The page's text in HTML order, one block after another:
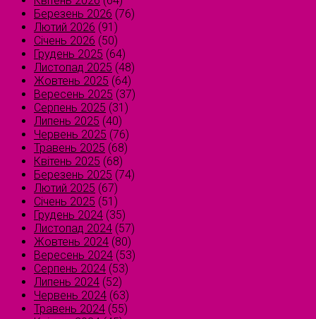
Березень 2026 (76)
Лютий 2026 (91)
Січень 2026 (50)
Грудень 2025 (64)
Листопад 2025 (48)
Жовтень 2025 (64)
Вересень 2025 (37)
Серпень 2025 (31)
Липень 2025 (40)
Червень 2025 (76)
Травень 2025 (68)
Квітень 2025 (68)
Березень 2025 (74)
Лютий 2025 (67)
Січень 2025 (51)
Грудень 2024 (35)
Листопад 2024 (57)
Жовтень 2024 (80)
Вересень 2024 (53)
Серпень 2024 (53)
Липень 2024 (52)
Червень 2024 (63)
Травень 2024 (55)